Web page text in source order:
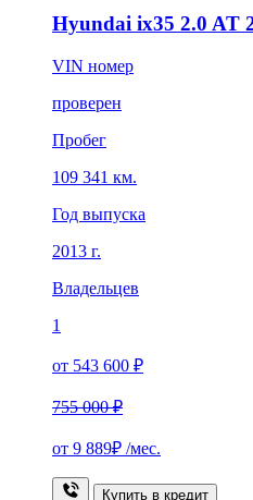
Hyundai ix35 2.0 AT
VIN номер
проверен
Пробег
109 341 км.
Год выпуска
2013 г.
Владельцев
1
от 543 600 ₽
755 000 ₽
от 9 889₽ /мес.
Купить в кредит